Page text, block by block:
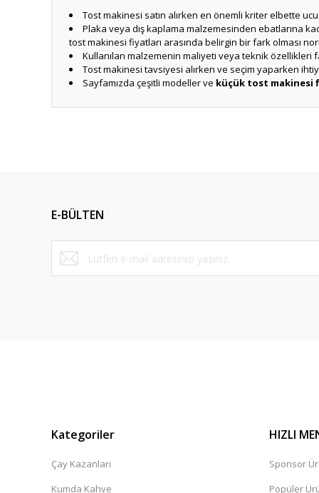
Tost makinesi satın alırken en önemli kriter elbette
Plaka veya dış kaplama malzemesinden ebatlarına
tost makinesi fiyatları arasında belirgin bir fark olması
Kullanılan malzemenin maliyeti veya teknik özellikleri
Tost makinesi tavsiyesi alırken ve seçim yaparken
Sayfamızda çeşitli modeller ve küçük tost makinesi
Ürün bilgilerinde hatalar bulunuyor.
Ürün fiyatı diğer sitelerden daha pahalı.
Bu ürüne benzer farklı alternatifler olmalı.
E-BÜLTEN
Kategoriler
Çay Kazanları
Kumda Kahve
HIZLI
Sponsor
Popüler